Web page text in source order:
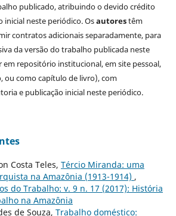
publicado, atribuindo o devido crédito
inicial neste periódico. Osautorestêm
contratos adicionais separadamente, para
da versão do trabalho publicada neste
em repositório institucional, em site pessoal,
ou como capítulo de livro), com
e publicação inicial neste periódico.
Costa Teles, Tércio Miranda: uma
na Amazônia (1913-1914) ,
do Trabalho: v. 9 n. 17 (2017): História
na Amazônia
de Souza, Trabalho doméstico: